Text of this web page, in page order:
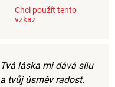
Chci použít tento
vzkaz
Tvá láska mi dává sílu
a tvůj úsměv radost.